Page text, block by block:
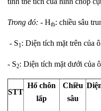
Trong đó: - Htb: chiều sâu
- S1 : Diện tích mặt trên của
- S­2: Diện tích mặt dưới của
STT
Hố chôn
lấp
Chiều
sâu